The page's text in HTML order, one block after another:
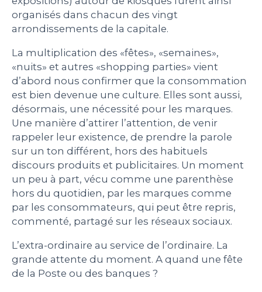
organisés dans chacun des vingt
arrondissements de la capitale.
La multiplication des «fêtes», «semaines»,
«nuits» et autres «shopping parties» vient
d’abord nous confirmer que la consommation
est bien devenue une culture. Elles sont aussi,
désormais, une nécessité pour les marques.
Une manière d’attirer l’attention, de venir
rappeler leur existence, de prendre la parole
sur un ton différent, hors des habituels
discours produits et publicitaires. Un moment
un peu à part, vécu comme une parenthèse
hors du quotidien, par les marques comme
par les consommateurs, qui peut être repris,
commenté, partagé sur les réseaux sociaux.
L’extra-ordinaire au service de l’ordinaire. La
grande attente du moment. A quand une fête
de la Poste ou des banques ?